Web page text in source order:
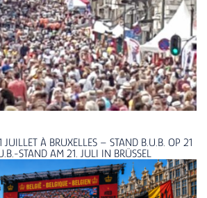
JUILLET À BRUXELLES – STAND B.U.B. OP 21
STAND AM 21. JULI IN BRÜSSEL